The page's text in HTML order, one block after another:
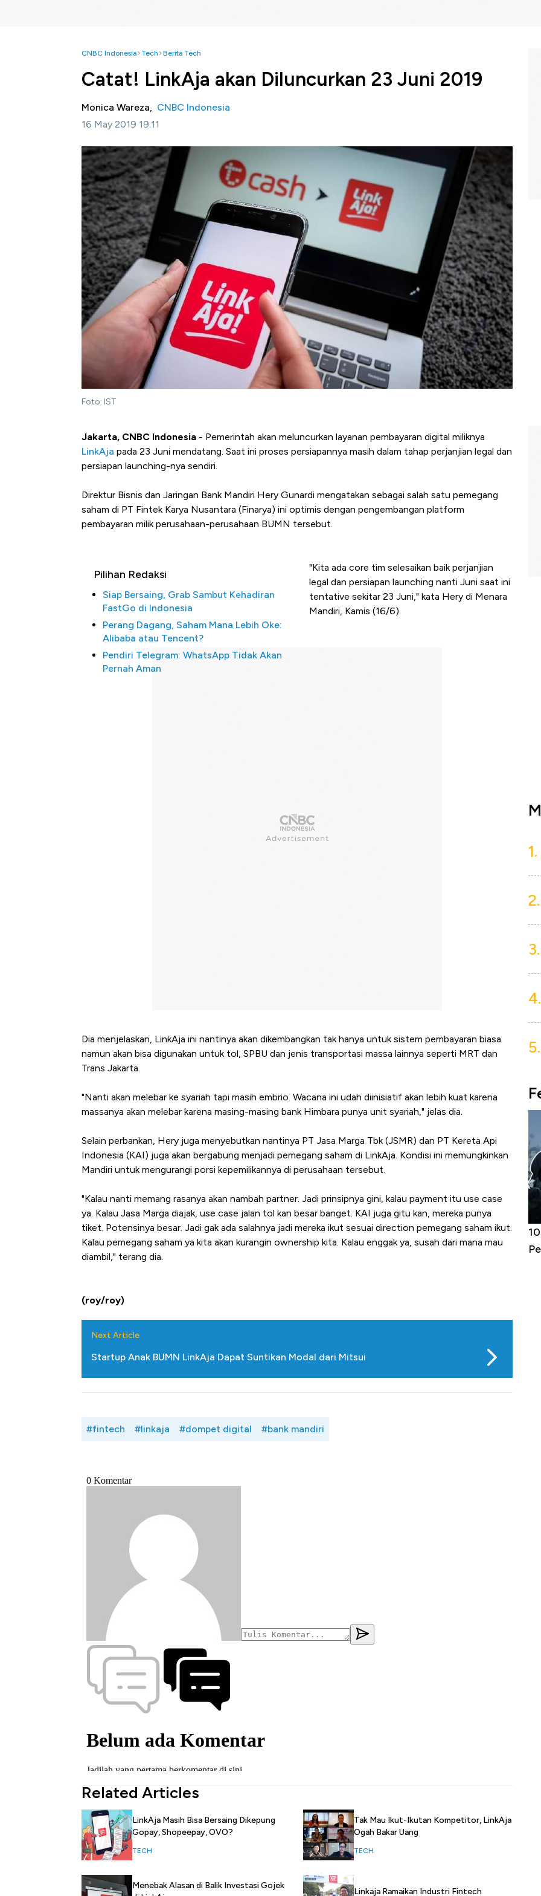
CNBC Indonesia Tech Berita Tech
Catat! LinkAja akan Diluncurkan 23 Juni 2019
Monica Wareza, CNBC Indonesia
16 May 2019 19:11
Foto: IST
Jakarta, CNBC Indonesia - Pemerintah akan meluncurkan layanan pembayaran digital miliknya
LinkAja pada 23 Juni mendatang. Saat ini proses persiapannya masih dalam tahap perjanjian legal dan
persiapan launching-nya sendiri.
Direktur Bisnis dan Jaringan Bank Mandiri Hery Gunardi mengatakan sebagai salah satu pemegang
saham di PT Fintek Karya Nusantara (Finarya) ini optimis dengan pengembangan platform
pembayaran milik perusahaan-perusahaan BUMN tersebut.
Pilihan Redaksi
Siap Bersaing, Grab Sambut Kehadiran
FastGo di Indonesia
Perang Dagang, Saham Mana Lebih Oke:
Alibaba atau Tencent?
Pendiri Telegram: WhatsApp Tidak Akan
Pernah Aman
"Kita ada core tim selesaikan baik perjanjian
legal dan persiapan launching nanti Juni saat ini
tentative sekitar 23 Juni," kata Hery di Menara
Mandiri, Kamis (16/6).
Dia menjelaskan, LinkAja ini nantinya akan dikembangkan tak hanya untuk sistem pembayaran biasa
namun akan bisa digunakan untuk tol, SPBU dan jenis transportasi massa lainnya seperti MRT dan
Trans Jakarta.
"Nanti akan melebar ke syariah tapi masih embrio. Wacana ini udah diinisiatif akan lebih kuat karena
massanya akan melebar karena masing-masing bank Himbara punya unit syariah," jelas dia.
Selain perbankan, Hery juga menyebutkan nantinya PT Jasa Marga Tbk (JSMR) dan PT Kereta Api
Indonesia (KAI) juga akan bergabung menjadi pemegang saham di LinkAja. Kondisi ini memungkinkan
Mandiri untuk mengurangi porsi kepemilikannya di perusahaan tersebut.
"Kalau nanti memang rasanya akan nambah partner. Jadi prinsipnya gini, kalau payment itu use case
ya. Kalau Jasa Marga diajak, use case jalan tol kan besar banget. KAI juga gitu kan, mereka punya
tiket. Potensinya besar. Jadi gak ada salahnya jadi mereka ikut sesuai direction pemegang saham ikut.
Kalau pemegang saham ya kita akan kurangin ownership kita. Kalau enggak ya, susah dari mana mau
diambil," terang dia.
(roy/roy)
Next Article
Startup Anak BUMN LinkAja Dapat Suntikan Modal dari Mitsui
#fintech #linkaja #dompet digital #bank mandiri
Related Articles
LinkAja Masih Bisa Bersaing Dikepung
Gopay, Shopeepay, OVO?
TECH
Menebak Alasan di Balik Investasi Gojek
Tak Mau Ikut-Ikutan Kompetitor, LinkAja
Ogah Bakar Uang
TECH
Linkaja Ramaikan Industri Fintech
1.
2.
3.
4.
5.
Kongo Tutup Keran Ekspor, Harga
Tembaga Terbang ke Zona Berbahaya
Adu Panas Kinerja Emiten Minyak RI,
Mana yang Cuannya Paling Menyala?